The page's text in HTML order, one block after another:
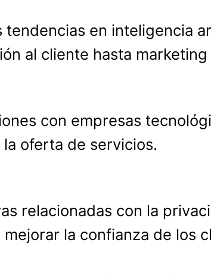
tendencias en inteligencia
al cliente hasta
con empresas
oferta de servicios.
relacionadas con la
la confianza de los